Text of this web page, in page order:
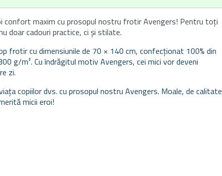
confort maxim cu prosopul nostru frotir Avengers! Pentru toți
doar cadouri practice, ci și stilate.
frotir cu dimensiunile de 70 × 140 cm, confecționat 100% din
g/m². Cu îndrăgitul motiv Avengers, cei mici vor deveni
zi.
copiilor dvs. cu prosopul nostru Avengers. Moale, de calitate
micii eroi!